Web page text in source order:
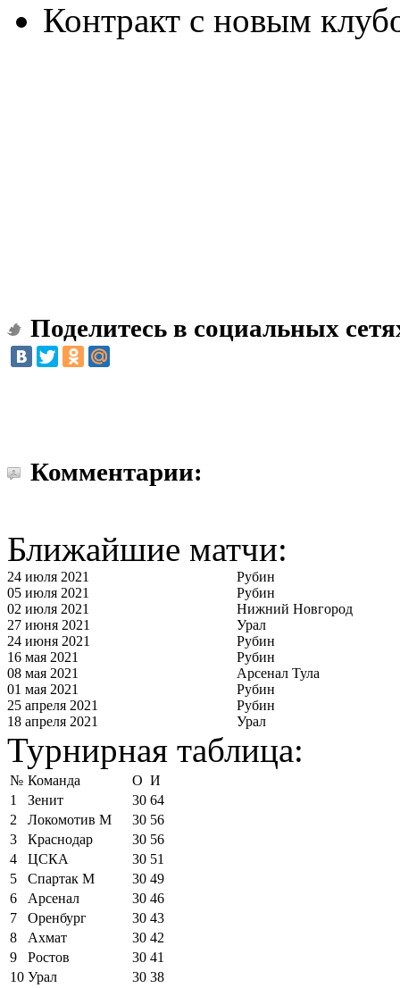
Контракт с новым
Поделитесь в социальных
Комментарии:
Ближайшие матчи:
24 июля 2021
Рубин
05 июля 2021
Рубин
02 июля 2021
Нижний Новгород
27 июня 2021
Урал
24 июня 2021
Рубин
16 мая 2021
Рубин
08 мая 2021
Арсенал Тула
01 мая 2021
Рубин
25 апреля 2021
Рубин
18 апреля 2021
Урал
Турнирная таблица:
№ Команда О И
1
Зенит 30 64
2
Локомотив М 30 56
3
Краснодар 30 56
4
ЦСКА 30 51
5
Спартак М 30 49
6
Арсенал 30 46
7
Оренбург 30 43
8
Ахмат 30 42
9
Ростов 30 41
10 Урал 30 38